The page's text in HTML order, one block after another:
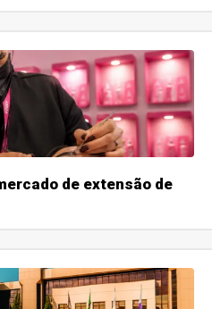
de extensão de